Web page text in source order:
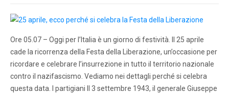
Ore 05.07 – Oggi per l’Italia è un giorno di festività. Il 25 aprile
cade la ricorrenza della Festa della Liberazione, un’occasione per
ricordare e celebrare l’insurrezione in tutto il territorio nazionale
contro il nazifascismo. Vediamo nei dettagli perché si celebra
questa data. I partigiani Il 3 settembre 1943, il generale Giuseppe